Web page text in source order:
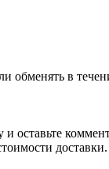
в
оставьте
доставки.